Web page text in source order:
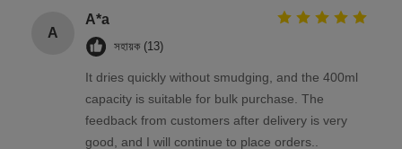
A
A*a
সহায়ক (13)
It dries quickly without smudging, and the 400ml
capacity is suitable for bulk purchase. The
feedback from customers after delivery is very
good, and I will continue to place orders..